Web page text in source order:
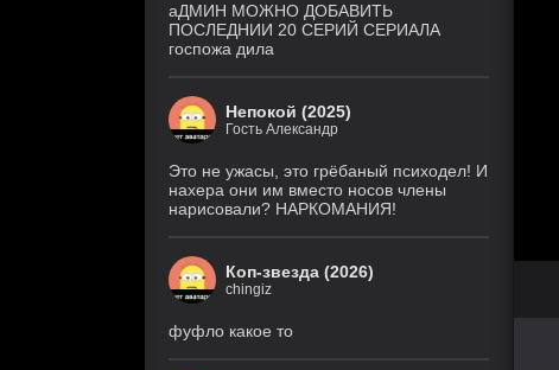
аДМИН МОЖНО ДОБАВИТЬ
ПОСЛЕДНИИ 20 СЕРИЙ СЕРИАЛА
госпожа дила
Непокой (2025)
Гость Александр
Это не ужасы, это грёбаный психодел! И
нахера они им вместо носов члены
нарисовали? НАРКОМАНИЯ!
Коп-звезда (2026)
chingiz
фуфло какое то